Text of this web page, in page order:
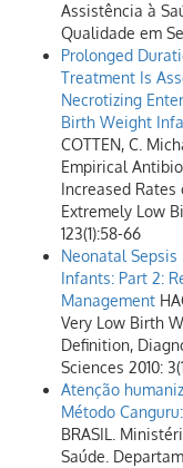
Assistência à
Qualidade em
Prolonged
Treatment Is
Necrotizing
Birth Weight
COTTEN, C.
Empirical
Increased
Extremely Low
123(1):58-66
Neonatal
Infants: Part 2:
Management
Very Low Birth
Definition,
Sciences 2010:
Atenção
Método
BRASIL.
Saúde.